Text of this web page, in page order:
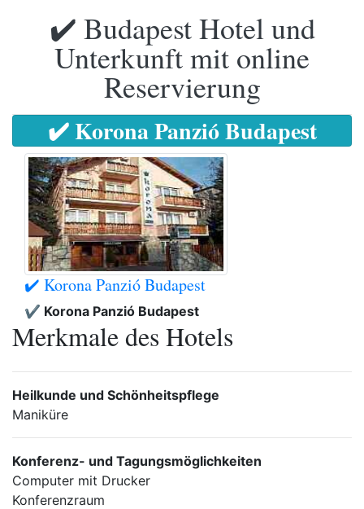
✔️ Budapest Hotel und
Unterkunft mit online
Reservierung
✔️ Korona Panzió Budapest
✔️ Korona Panzió Budapest
✔️ Korona Panzió Budapest
Merkmale des Hotels
Heilkunde und Schönheitspflege
Maniküre
Konferenz- und Tagungsmöglichkeiten
Computer mit Drucker
Konferenzraum